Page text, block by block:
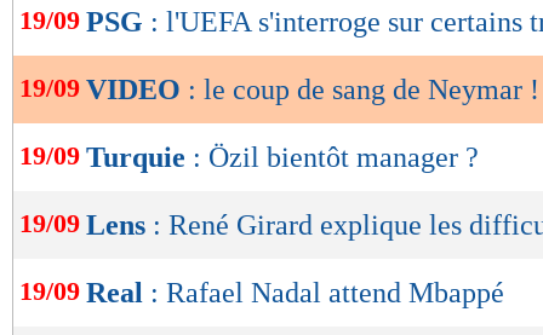
de
lecture
OK
19/09 PSG : l'UEFA s'interroge sur certains
19/09 VIDEO : le coup de sang de Neymar !
19/09 Turquie : Özil bientôt manager ?
19/09 Lens : René Girard explique les
19/09 Real : Rafael Nadal attend Mbappé